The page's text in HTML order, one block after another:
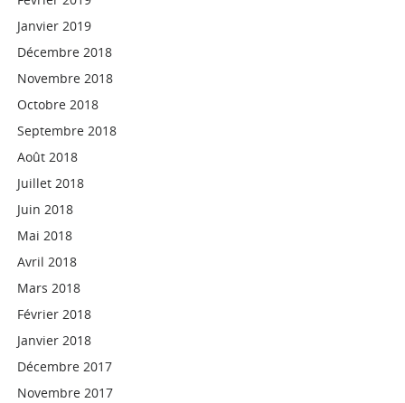
Janvier 2019
Décembre 2018
Novembre 2018
Octobre 2018
Septembre 2018
Août 2018
Juillet 2018
Juin 2018
Mai 2018
Avril 2018
Mars 2018
Février 2018
Janvier 2018
Décembre 2017
Novembre 2017